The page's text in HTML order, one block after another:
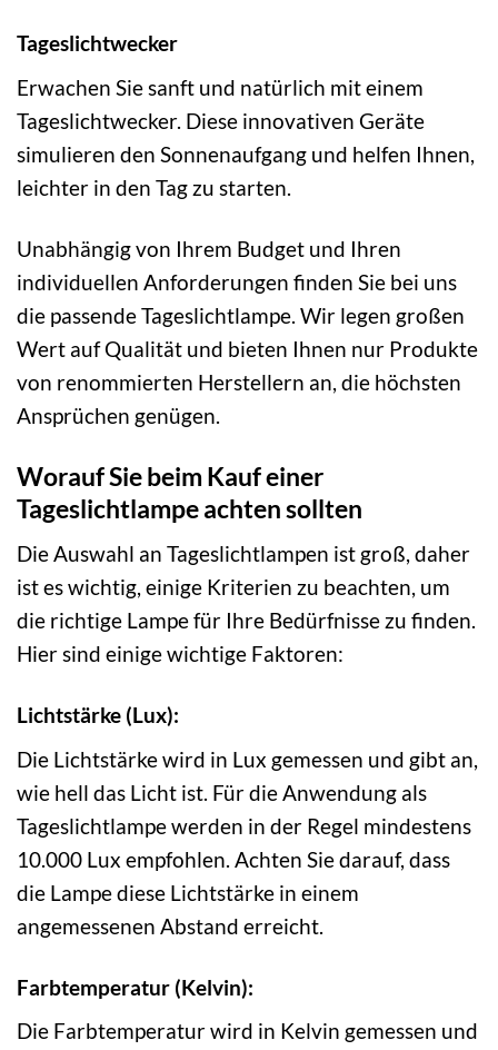
Tageslichtwecker
Erwachen Sie sanft und natürlich mit einem
Tageslichtwecker. Diese innovativen Geräte
simulieren den Sonnenaufgang und helfen Ihnen,
leichter in den Tag zu starten.
Unabhängig von Ihrem Budget und Ihren
individuellen Anforderungen finden Sie bei uns
die passende Tageslichtlampe. Wir legen großen
Wert auf Qualität und bieten Ihnen nur Produkte
von renommierten Herstellern an, die höchsten
Ansprüchen genügen.
Worauf Sie beim Kauf einer
Tageslichtlampe achten sollten
Die Auswahl an Tageslichtlampen ist groß, daher
ist es wichtig, einige Kriterien zu beachten, um
die richtige Lampe für Ihre Bedürfnisse zu finden.
Hier sind einige wichtige Faktoren:
Lichtstärke (Lux):
Die Lichtstärke wird in Lux gemessen und gibt an,
wie hell das Licht ist. Für die Anwendung als
Tageslichtlampe werden in der Regel mindestens
10.000 Lux empfohlen. Achten Sie darauf, dass
die Lampe diese Lichtstärke in einem
angemessenen Abstand erreicht.
Farbtemperatur (Kelvin):
Die Farbtemperatur wird in Kelvin gemessen und